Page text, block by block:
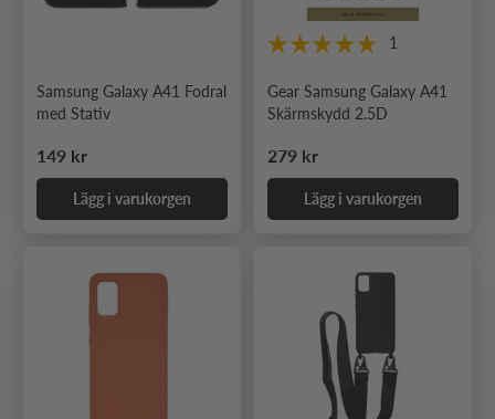
Samsung Galaxy A41 Fodral
med Stativ
Ordinarie pris
149 kr
Lägg i varukorgen
1
Gear Samsung Galaxy A41
Skärmskydd 2.5D
Ordinarie pris
279 kr
Lägg i varukorgen